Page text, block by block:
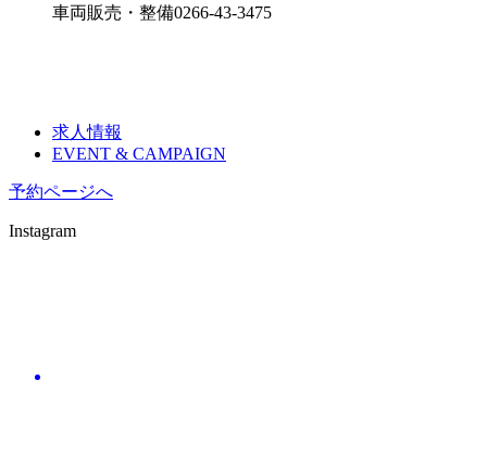
車両販売・整備0266-43-3475
求人情報
EVENT & CAMPAIGN
予約ページへ
Instagram